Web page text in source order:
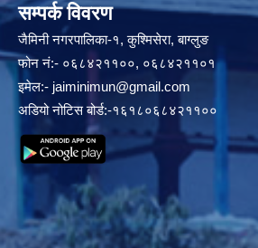
सम्पर्क विवरण
जैमिनी नगरपालिका-१, कुश्मिसेरा, बाग्लुङ
फोन नं:- ०६८४२११००, ०६८४२११०१
इमेल:- jaiminimun@gmail.com
अडियो नोटिस बोर्ड:-१६१८०६८४२११००